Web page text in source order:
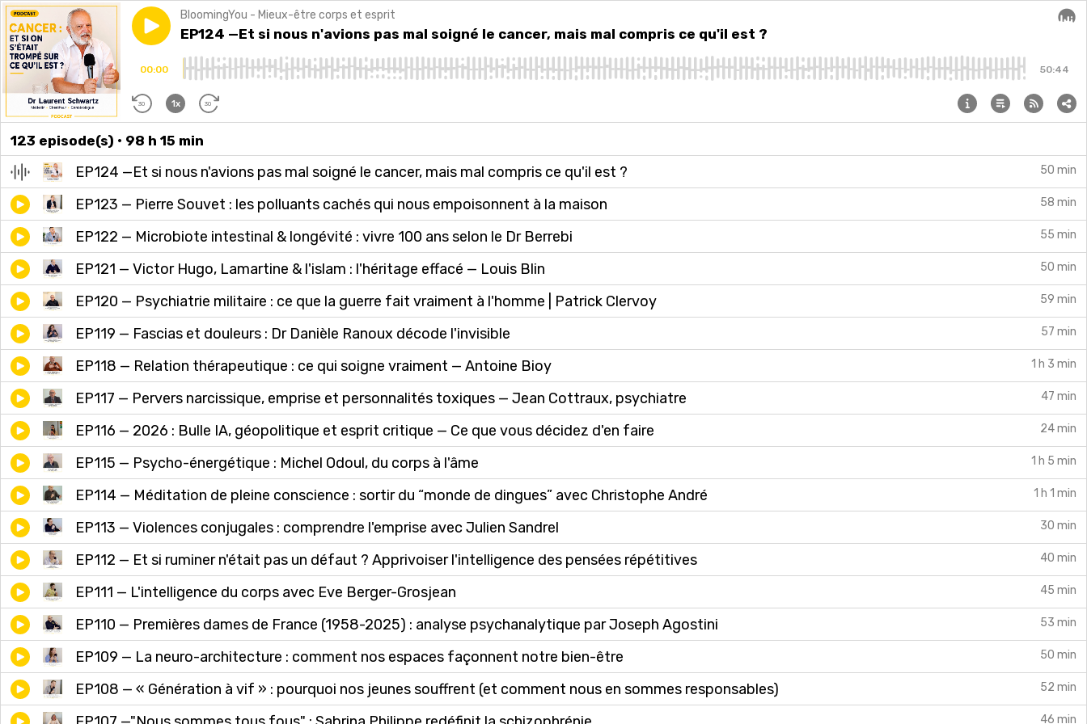
Play episodeEP124 —Et si nous n'avions pas mal soigné le cancer, mais mal compris ce qu'il est ?
BloomingYou - Mieux-être corps et esprit
EP124 —Et si nous n'avions pas mal soigné le cancer, mais mal compris ce qu'il est ?
00:00 50:44
30 1x 30
123 episode(s) • 98 h 15 min
EP124 —Et si nous n'avions pas mal soigné le cancer, mais mal compris ce qu'il est ? 50 min
EP123 — Pierre Souvet : les polluants cachés qui nous empoisonnent à la maison 58 min
EP122 — Microbiote intestinal & longévité : vivre 100 ans selon le Dr Berrebi 55 min
EP121 — Victor Hugo, Lamartine & l'islam : l'héritage effacé — Louis Blin 50 min
EP120 — Psychiatrie militaire : ce que la guerre fait vraiment à l'homme | Patrick Clervoy 59 min
EP119 — Fascias et douleurs : Dr Danièle Ranoux décode l'invisible 57 min
EP118 — Relation thérapeutique : ce qui soigne vraiment — Antoine Bioy 1 h 3 min
EP117 — Pervers narcissique, emprise et personnalités toxiques — Jean Cottraux, psychiatre 47 min
EP116 — 2026 : Bulle IA, géopolitique et esprit critique — Ce que vous décidez d'en faire 24 min
EP115 — Psycho-énergétique : Michel Odoul, du corps à l'âme 1 h 5 min
EP114 — Méditation de pleine conscience : sortir du “monde de dingues” avec Christophe André 1 h 1 min
EP113 — Violences conjugales : comprendre l'emprise avec Julien Sandrel 30 min
EP112 — Et si ruminer n'était pas un défaut ? Apprivoiser l'intelligence des pensées répétitives 40 min
EP111 — L'intelligence du corps avec Eve Berger-Grosjean 45 min
EP110 — Premières dames de France (1958-2025) : analyse psychanalytique par Joseph Agostini 53 min
EP109 — La neuro-architecture : comment nos espaces façonnent notre bien-être 50 min
EP108 — « Génération à vif » : pourquoi nos jeunes souffrent (et comment nous en sommes responsables) 52 min
46 min